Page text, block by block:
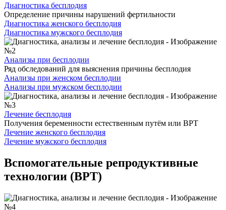
Диагностика бесплодия
Определение причины нарушений фертильности
Диагностика женского бесплодия
Диагностика мужского бесплодия
Анализы при бесплодии
Ряд обследований для выяснения причины бесплодия
Анализы при женском бесплодии
Анализы при мужском бесплодии
Лечение бесплодия
Получения беременности естественным путём или ВРТ
Лечение женского бесплодия
Лечение мужского бесплодия
Вспомогательные репродуктивные
технологии (ВРТ)